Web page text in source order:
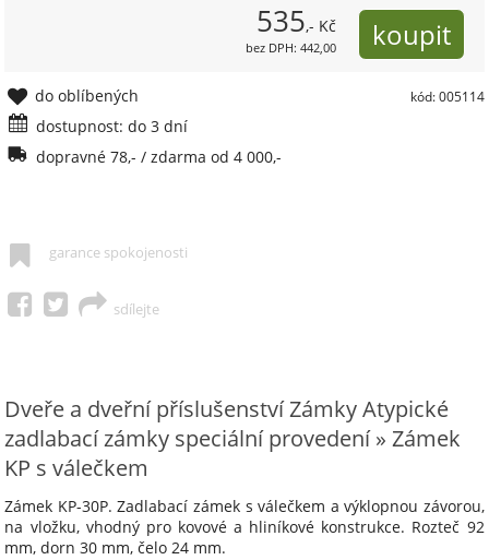
535,- Kč
bez DPH: 442,00
kód: 005114
do oblíbených
dostupnost: do 3 dní
dopravné 78,- / zdarma od 4 000,-
garance spokojenosti
sdílejte
Dveře a dveřní příslušenství Zámky Atypické
zadlabací zámky speciální provedení » Zámek
KP s válečkem
Zámek KP-30P. Zadlabací zámek s válečkem a výklopnou závorou,
na vložku, vhodný pro kovové a hliníkové konstrukce. Rozteč 92
mm, dorn 30 mm, čelo 24 mm.